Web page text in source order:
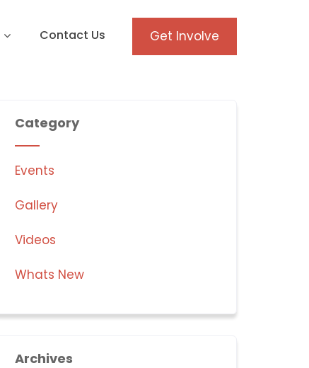
Get Involve
Contact Us
Category
Events
Gallery
Videos
Whats New
Archives